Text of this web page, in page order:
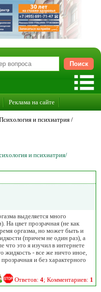
Реклама на сайте
и психиатрия /
и психиатрия/
выделяется много
На цвет прозрачная (не как
оргазма, но может быть и
(причем не один раз), а
что это я изучил в интернете
жидкость - все же ничто иное,
и без характерного
Ответов: 4; Комментариев: 1